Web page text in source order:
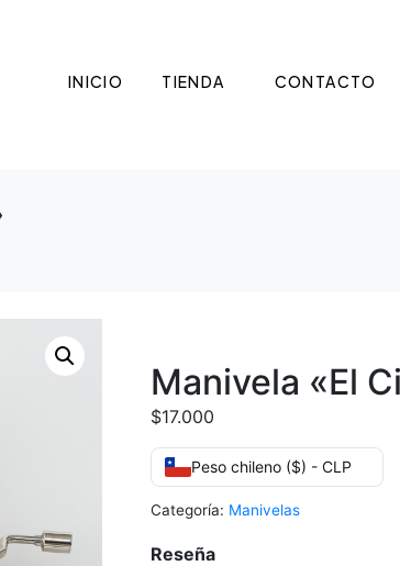
INICIO TIENDA CONTACTO
Manivela «El
$17.000
Peso chileno ($) - CLP
Categoría: Manivelas
Reseña